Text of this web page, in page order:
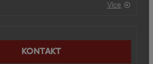
Více
KONTAKT